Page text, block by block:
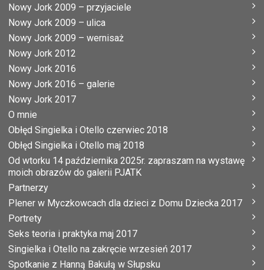
Nowy Jork 2009 – przyjaciele
Nowy Jork 2009 – ulica
Nowy Jork 2009 – wernisaż
Nowy Jork 2012
Nowy Jork 2016
Nowy Jork 2016 – galerie
Nowy Jork 2017
O mnie
Obłęd Singielka i Otello czerwiec 2018
Obłęd Singielka i Otello maj 2018
Od wtorku 14 października 2025r. zapraszam na wystawę
moich obrazów do galerii PJATK
Partnerzy
Plener w Myczkowcach dla dzieci z Domu Dziecka 2017
Portrety
Seks teoria i praktyka maj 2017
Singielka i Otello na zakręcie wrzesień 2017
Spotkanie z Hanną Bakułą w Słupsku